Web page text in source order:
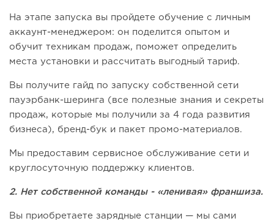
На этапе запуска вы пройдете обучение с личным
аккаунт-менеджером: он поделится опытом и
обучит техникам продаж, поможет определить
места установки и рассчитать выгодный тариф.
Вы получите гайд по запуску собственной сети
пауэрбанк-шеринга (все полезные знания и секреты
продаж, которые мы получили за 4 года развития
бизнеса), бренд-бук и пакет промо-материалов.
Мы предоставим сервисное обслуживание сети и
круглосуточную поддержку клиентов.
2. Нет собственной команды - «ленивая» франшиза.
Вы приобретаете зарядные станции — мы сами